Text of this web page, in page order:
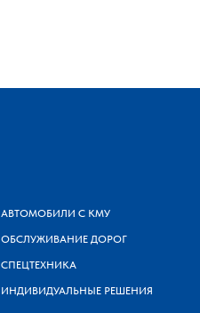
АВТОМОБИЛИ С КМУ
ОБСЛУЖИВАНИЕ ДОРОГ
СПЕЦТЕХНИКА
ИНДИВИДУАЛЬНЫЕ РЕШЕНИЯ